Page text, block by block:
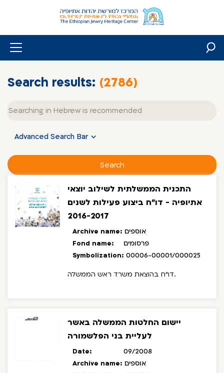
Search results: (2786)
Free
Advanced Search Bar
Search
התכנית הממשלתית לשילוב יוצאי
אתיופיה - דו"ח ביצוע פעילות לשנים
2016-2017
Archive name: אוספים
Fond name:
פרסומים
Symbolization: 00006-00001/000025
דו"ח בהוצאת משרד ראש הממשלה.
יישום החלטות הממשלה באשר
לעליית בני הפלשמורה
Date:
09/2008
Archive name: אוספים